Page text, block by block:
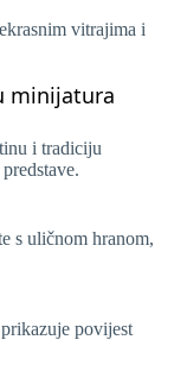
vitrajima i
minijatura
i tradiciju
s uličnom hranom,
povijest